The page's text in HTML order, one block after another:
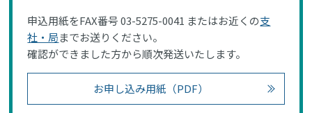
申込用紙をFAX番号 03-5275-0041 またはお近くの支
社・局までお送りください。
確認ができました方から順次発送いたします。
お申し込み用紙（PDF）